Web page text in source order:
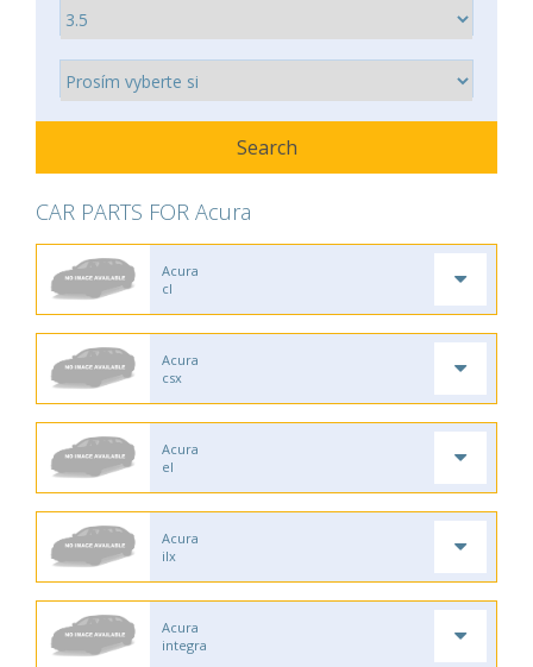
CAR PARTS FOR Acura
Acura
cl
Acura
csx
Acura
el
Acura
ilx
Acura
integra